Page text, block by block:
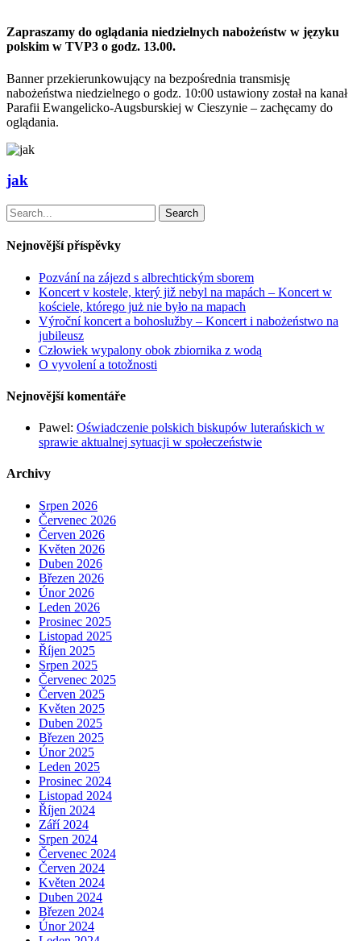
Zapraszamy do oglądania niedzielnych nabożeństw w języku
polskim w TVP3 o godz. 13.00.
Banner przekierunkowujący na bezpośrednia transmisję
nabożeństwa niedzielnego o godz. 10:00 ustawiony został na kanał
Parafii Ewangelicko-Augsburskiej w Cieszynie – zachęcamy do
oglądania.
jak
Search
Nejnovější příspěvky
Pozvání na zájezd s albrechtickým sborem
Koncert v kostele, který již nebyl na mapách – Koncert w
kościele, którego już nie było na mapach
Výroční koncert a bohoslužby – Koncert i nabożeństwo na
jubileusz
Człowiek wypalony obok zbiornika z wodą
O vyvolení a totožnosti
Nejnovější komentáře
Pawel: Oświadczenie polskich biskupów luterańskich w
sprawie aktualnej sytuacji w społeczeństwie
Archivy
Srpen 2026
Červenec 2026
Červen 2026
Květen 2026
Duben 2026
Březen 2026
Únor 2026
Leden 2026
Prosinec 2025
Listopad 2025
Říjen 2025
Srpen 2025
Červenec 2025
Červen 2025
Květen 2025
Duben 2025
Březen 2025
Únor 2025
Leden 2025
Prosinec 2024
Listopad 2024
Říjen 2024
Září 2024
Srpen 2024
Červenec 2024
Červen 2024
Květen 2024
Duben 2024
Březen 2024
Únor 2024